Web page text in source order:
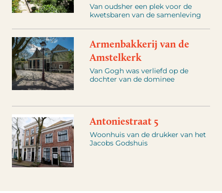
Van oudsher een plek voor de
kwetsbaren van de samenleving
Armenbakkerij van de
Amstelkerk
Van Gogh was verliefd op de
dochter van de dominee
Antoniestraat 5
Woonhuis van de drukker van het
Jacobs Godshuis